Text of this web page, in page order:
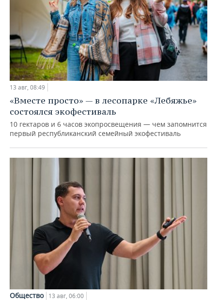
13 авг, 08:49
«Вместе просто» — в лесопарке «Лебяжье»
состоялся экофестиваль
10 гектаров и 6 часов экопросвещения — чем запомнится
первый республиканский семейный экофестиваль
Общество 13 авг, 06:00